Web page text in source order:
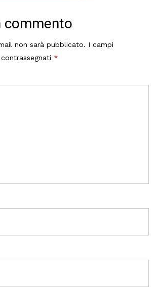
commento
non sarà pubblicato. I campi
*